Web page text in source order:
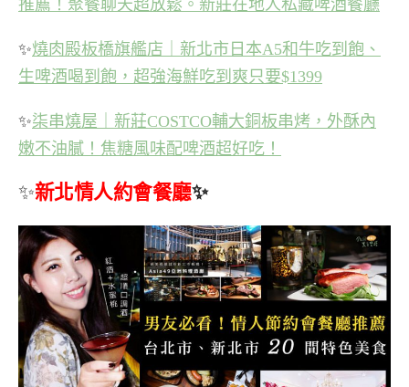
推薦！聚餐聊天超放鬆。新莊在地人私藏啤酒餐廳
✨燒肉殿板橋旗艦店｜新北市日本A5和牛吃到飽、
生啤酒喝到飽，超強海鮮吃到爽只要$1399
✨柒串燒屋｜新莊COSTCO輔大銅板串烤，外酥內
嫩不油膩！焦糖風味配啤酒超好吃！
✨新北情人約會餐廳✨